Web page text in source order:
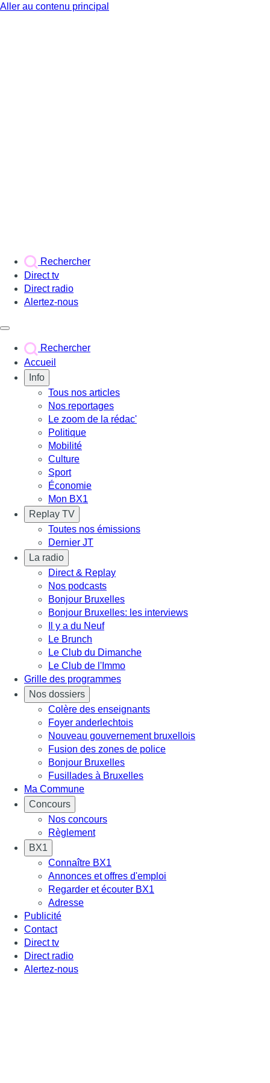
Aller au contenu principal
Rechercher
Direct tv
Direct radio
Alertez-nous
Rechercher
Accueil
Info
Tous nos articles
Nos reportages
Le zoom de la rédac'
Politique
Mobilité
Culture
Sport
Économie
Mon BX1
Replay TV
Toutes nos émissions
Dernier JT
La radio
Direct & Replay
Nos podcasts
Bonjour Bruxelles
Bonjour Bruxelles: les interviews
Il y a du Neuf
Le Brunch
Le Club du Dimanche
Le Club de l'Immo
Grille des programmes
Nos dossiers
Colère des enseignants
Foyer anderlechtois
Nouveau gouvernement bruxellois
Fusion des zones de police
Bonjour Bruxelles
Fusillades à Bruxelles
Ma Commune
Concours
Nos concours
Règlement
BX1
Connaître BX1
Annonces et offres d'emploi
Regarder et écouter BX1
Adresse
Publicité
Contact
Direct tv
Direct radio
Alertez-nous